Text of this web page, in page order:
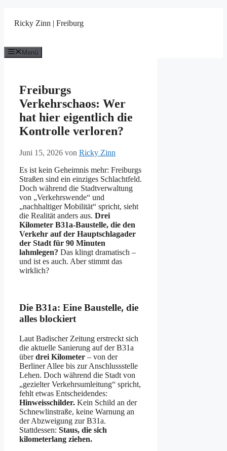
Inhalt
springen
Ricky Zinn | Freiburg
Menü
Freiburgs
Verkehrschaos: Wer
hat hier eigentlich die
Kontrolle verloren?
Juni 15, 2026 von Ricky Zinn
Es ist kein Geheimnis mehr: Freiburgs
Straßen sind ein einziges Schlachtfeld.
Doch während die Stadtverwaltung
von „Verkehrswende“ und
„nachhaltiger Mobilität“ spricht, sieht
die Realität anders aus. Drei
Kilometer B31a-Baustelle, die den
Verkehr auf der Hauptschlagader
der Stadt für 90 Minuten
lahmlegen? Das klingt dramatisch –
und ist es auch. Aber stimmt das
wirklich?
Die B31a: Eine Baustelle, die
alles blockiert
Laut Badischer Zeitung erstreckt sich
die aktuelle Sanierung auf der B31a
überdrei Kilometer – von der
Berliner Allee bis zur Anschlussstelle
Lehen. Doch während die Stadt von
„gezielter Verkehrsumleitung“ spricht,
fehlt etwas Entscheidendes:
Hinweisschilder. Kein Schild an der
Schnewlinstraße, keine Warnung an
der Abzweigung zur B31a.
Stattdessen: Staus, die sich
kilometerlang ziehen.